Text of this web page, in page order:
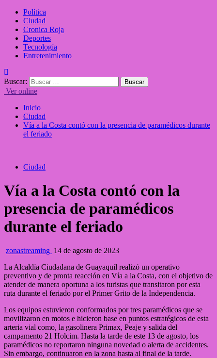
Política
Ciudad
Cronica Roja
Deportes
Tecnología
Entretenimiento
Buscar:
Ver online
Inicio
Ciudad
Vía a la Costa contó con la presencia de paramédicos durante
el feriado
Ciudad
Vía a la Costa contó con la
presencia de paramédicos
durante el feriado
zonastreaming 14 de agosto de 2023
La Alcaldía Ciudadana de Guayaquil realizó un operativo
preventivo y de pronta reacción en Vía a la Costa, con el objetivo de
atender de manera oportuna a los turistas que transitaron por esta
ruta durante el feriado por el Primer Grito de la Independencia.
Los equipos estuvieron conformados por tres paramédicos que se
movilizaron en motos e hicieron base en puntos estratégicos de esta
arteria vial como, la gasolinera Primax, Peaje y salida del
campamento 21 Holcim. Hasta la tarde de este 13 de agosto, los
paramédicos no reportaron ninguna novedad o alerta de accidentes.
Sin embargo, continuaron en la zona hasta al final de la tarde.